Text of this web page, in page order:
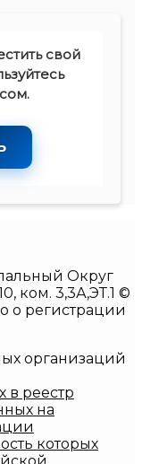
свой
Округ
ком. 3,3А,ЭТ.1 ©
о регистрации
организаций
в реестр
на
которых